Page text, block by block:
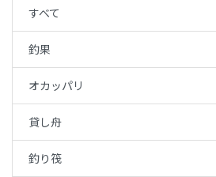
すべて
釣果
オカッパリ
貸し舟
釣り筏